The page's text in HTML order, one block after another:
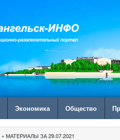
Экономика Общество
» МАТЕРИАЛЫ ЗА 29.07.2021